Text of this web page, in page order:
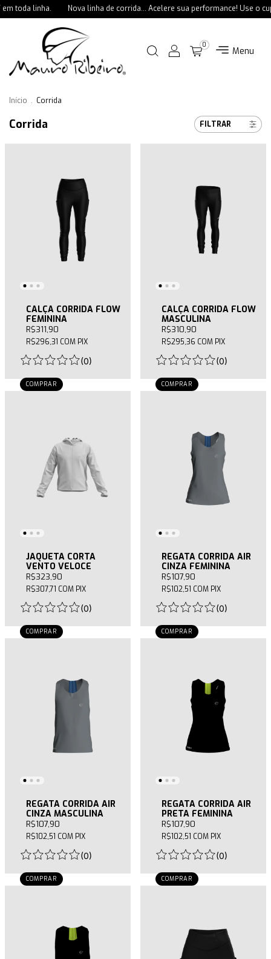
toda linha. Nova linha de corrida... Acelere sua performance! Use o
Menu
0
Início . Corrida
Corrida FILTRAR
CALÇA CORRIDA FLOW
FEMININA
R$311,90
R$296,31 COM PIX
(0)
COMPRAR
CALÇA CORRIDA FLOW
MASCULINA
R$310,90
R$295,36 COM PIX
(0)
COMPRAR
JAQUETA CORTA
VENTO VELOCE
R$323,90
R$307,71 COM PIX
(0)
COMPRAR
REGATA CORRIDA AIR
CINZA FEMININA
R$107,90
R$102,51 COM PIX
(0)
COMPRAR
REGATA CORRIDA AIR
CINZA MASCULINA
R$107,90
R$102,51 COM PIX
(0)
COMPRAR
REGATA CORRIDA AIR
PRETA FEMININA
R$107,90
R$102,51 COM PIX
(0)
COMPRAR